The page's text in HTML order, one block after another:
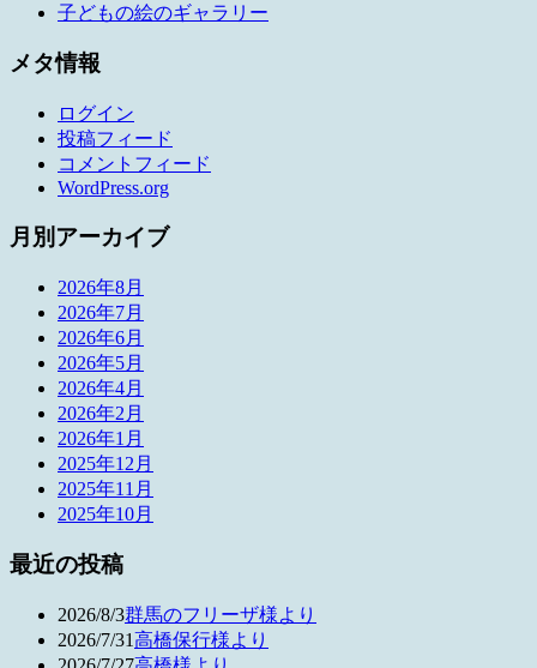
子どもの絵のギャラリー
メタ情報
ログイン
投稿フィード
コメントフィード
WordPress.org
月別アーカイブ
2026年8月
2026年7月
2026年6月
2026年5月
2026年4月
2026年2月
2026年1月
2025年12月
2025年11月
2025年10月
最近の投稿
2026/8/3群馬のフリーザ様より
2026/7/31高橋保行様より